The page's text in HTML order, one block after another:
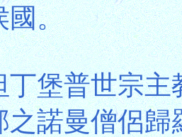
國。
丁堡普世宗主
之諾曼僧侶